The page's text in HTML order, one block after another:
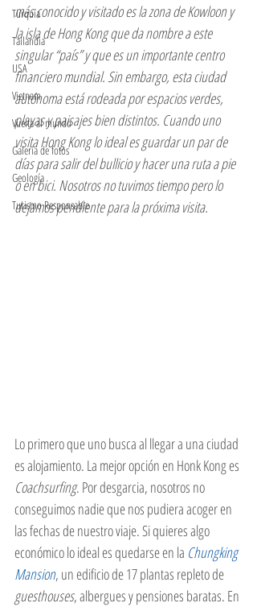
Turquía
Tailandia
USA
Vietnam
Vuelta al mundo
Galeria de fotos
Geología
Turismo Responsable
más conocido y visitado es la zona de Kowloon y
la isla de Hong Kong que da nombre a este
singular “país” y que es un importante centro
financiero mundial. Sin embargo, esta ciudad
autónoma está rodeada por espacios verdes,
playas y paisajes bien distintos. Cuando uno
visita Hong Kong lo ideal es guardar un par de
días para salir del bullicio y hacer una ruta a pie
o en bici. Nosotros no tuvimos tiempo pero lo
dejamos pendiente para la próxima visita.
Lo primero que uno busca al llegar a una ciudad
es alojamiento. La mejor opción en Honk Kong es
Coachsurfing. Por desgarcia, nosotros no
conseguimos nadie que nos pudiera acoger en
las fechas de nuestro viaje. Si quieres algo
económico lo ideal es quedarse en la Chungking
Mansion, un edificio de 17 plantas repleto de
guesthouses, albergues y pensiones baratas. En